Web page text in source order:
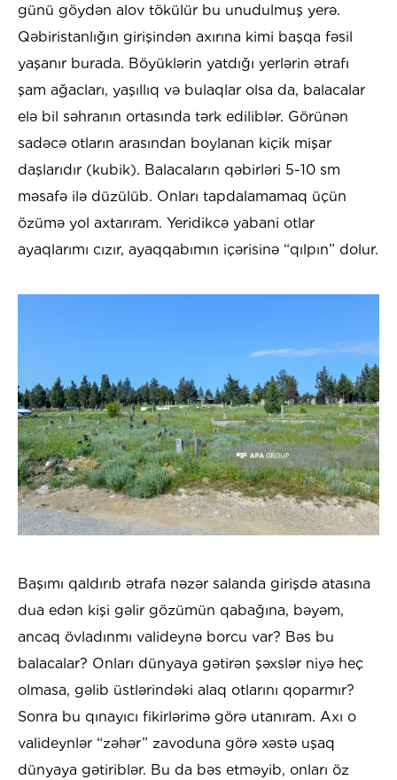
günü göydən alov tökülür bu unudulmuş yerə.
Qəbiristanlığın girişindən axırına kimi başqa fəsil
yaşanır burada. Böyüklərin yatdığı yerlərin ətrafı
şam ağacları, yaşıllıq və bulaqlar olsa da, balacalar
elə bil səhranın ortasında tərk ediliblər. Görünən
sadəcə otların arasından boylanan kiçik mişar
daşlarıdır (kubik). Balacaların qəbirləri 5-10 sm
məsafə ilə düzülüb. Onları tapdalamamaq üçün
özümə yol axtarıram. Yeridikcə yabani otlar
ayaqlarımı cızır, ayaqqabımın içərisinə “qılpın” dolur.
Başımı qaldırıb ətrafa nəzər salanda girişdə atasına
dua edən kişi gəlir gözümün qabağına, bəyəm,
ancaq övladınmı valideynə borcu var? Bəs bu
balacalar? Onları dünyaya gətirən şəxslər niyə heç
olmasa, gəlib üstlərindəki alaq otlarını qoparmır?
Sonra bu qınayıcı fikirlərimə görə utanıram. Axı o
valideynlər “zəhər” zavoduna görə xəstə uşaq
dünyaya gətiriblər. Bu da bəs etməyib, onları öz